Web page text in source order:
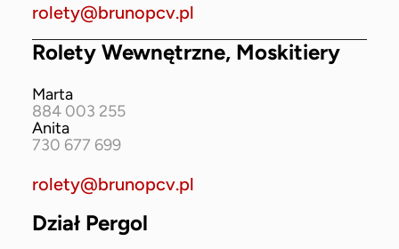
rolety@brunopcv.pl
Rolety Wewnętrzne, Moskitiery
Marta
884 003 255
Anita
730 677 699
rolety@brunopcv.pl
Dział Pergol